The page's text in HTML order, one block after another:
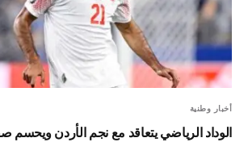
أخبار وطنية
الوداد الرياضي يتعاقد مع نجم الأردن